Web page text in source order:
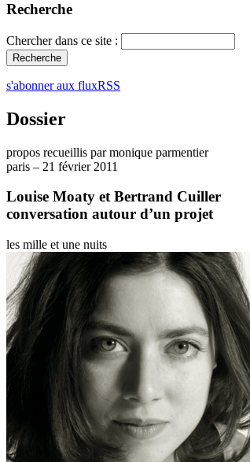
Recherche
Chercher dans ce site :
s'abonner aux fluxRSS
Dossier
propos recueillis par monique parmentier
paris – 21 février 2011
Louise Moaty et Bertrand Cuiller
conversation autour d’un projet
les mille et une nuits